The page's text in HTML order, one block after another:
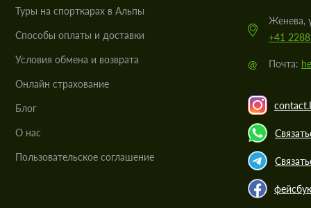
Туры на спорткарах в Альпы
Cпособы оплаты и доставки
Условия обмена и возврата
Онлайн страхование
Блог
О нас
Пользовательское соглашение
Женева,
+41
@ Почта:
фейсбук